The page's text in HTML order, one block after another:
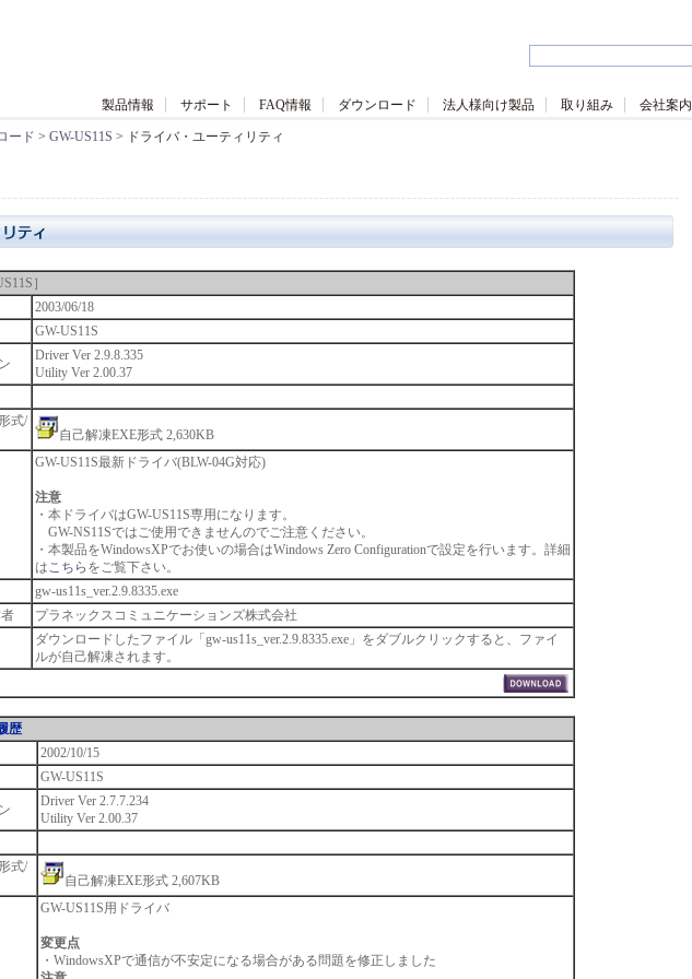
製品情報 サポート FAQ情報 ダウンロード 法人様向け製品 取り組み 会社案内
ード > GW-US11S > ドライバ・ユーティリティ
］
2003/06/18
GW-US11S
Driver Ver 2.9.8.335
Utility Ver 2.00.37
式/
自己解凍EXE形式 2,630KB
GW-US11S最新ドライバ(BLW-04G対応)
注意
・本ドライバはGW-US11S専用になります。
GW-NS11Sではご使用できませんのでご注意ください。
・本製品をWindowsXPでお使いの場合はWindows Zero Configurationで設定を行います。詳細
はこちら をご覧下さい。
gw-us11s_ver.2.9.8335.exe
プラネックスコミュニケーションズ株式会社
ダウンロードしたファイル「gw-us11s_ver.2.9.8335.exe」をダブルクリックすると、ファイ
ルが自己解凍されます。
歴
2002/10/15
GW-US11S
Driver Ver 2.7.7.234
Utility Ver 2.00.37
式/
自己解凍EXE形式 2,607KB
GW-US11S用ドライバ
変更点
・WindowsXPで通信が不安定になる場合がある問題を修正しました